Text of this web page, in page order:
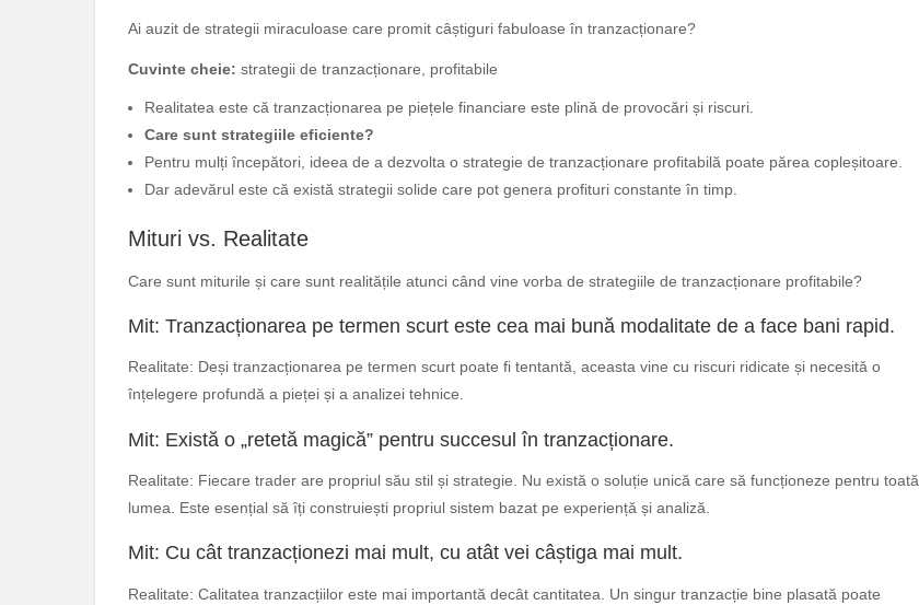
Ai auzit de strategii miraculoase care promit câștiguri fabuloase în tranzacționare?
Cuvinte cheie: strategii de tranzacționare, profitabile
Realitatea este că tranzacționarea pe piețele financiare este plină de provocări și riscuri.
Care sunt strategiile eficiente?
Pentru mulți începători, ideea de a dezvolta o strategie de tranzacționare profitabilă poate părea copleșitoare.
Dar adevărul este că există strategii solide care pot genera profituri constante în timp.
Mituri vs. Realitate
Care sunt miturile și care sunt realitățile atunci când vine vorba de strategiile de tranzacționare profitabile?
Mit: Tranzacționarea pe termen scurt este cea mai bună modalitate de a face bani rapid.
Realitate: Deși tranzacționarea pe termen scurt poate fi tentantă, aceasta vine cu riscuri ridicate și necesită o
înțelegere profundă a pieței și a analizei tehnice.
Mit: Există o „retetă magică” pentru succesul în tranzacționare.
Realitate: Fiecare trader are propriul său stil și strategie. Nu există o soluție unică care să funcționeze pentru toată
lumea. Este esențial să îți construiești propriul sistem bazat pe experiență și analiză.
Mit: Cu cât tranzacționezi mai mult, cu atât vei câștiga mai mult.
Realitate: Calitatea tranzacțiilor este mai importantă decât cantitatea. Un singur tranzacție bine plasată poate